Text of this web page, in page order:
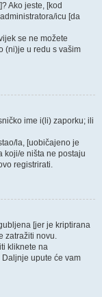
Ako jeste, [kod
icu [da
se ne možete
(ni)je u redu s vašim
ime i(li) zaporku; ili
la, [uobičajeno je
koji/e ništa ne postaju
registrirati.
[jer je kriptirana
zatražiti novu.
kliknete na
Daljnje upute će vam